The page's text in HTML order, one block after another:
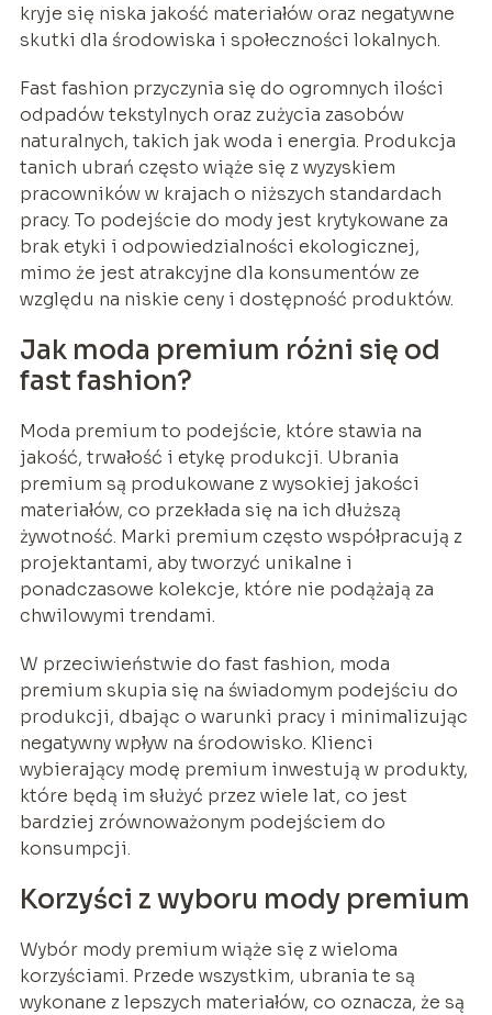
kryje się niska jakość materiałów oraz negatywne
skutki dla środowiska i społeczności lokalnych.
Fast fashion przyczynia się do ogromnych ilości
odpadów tekstylnych oraz zużycia zasobów
naturalnych, takich jak woda i energia. Produkcja
tanich ubrań często wiąże się z wyzyskiem
pracowników w krajach o niższych standardach
pracy. To podejście do mody jest krytykowane za
brak etyki i odpowiedzialności ekologicznej,
mimo że jest atrakcyjne dla konsumentów ze
względu na niskie ceny i dostępność produktów.
Jak moda premium różni się od
fast fashion?
Moda premium to podejście, które stawia na
jakość, trwałość i etykę produkcji. Ubrania
premium są produkowane z wysokiej jakości
materiałów, co przekłada się na ich dłuższą
żywotność. Marki premium często współpracują z
projektantami, aby tworzyć unikalne i
ponadczasowe kolekcje, które nie podążają za
chwilowymi trendami.
W przeciwieństwie do fast fashion, moda
premium skupia się na świadomym podejściu do
produkcji, dbając o warunki pracy i minimalizując
negatywny wpływ na środowisko. Klienci
wybierający modę premium inwestują w produkty,
które będą im służyć przez wiele lat, co jest
bardziej zrównoważonym podejściem do
konsumpcji.
Korzyści z wyboru mody premium
Wybór mody premium wiąże się z wieloma
korzyściami. Przede wszystkim, ubrania te są
wykonane z lepszych materiałów, co oznacza, że są